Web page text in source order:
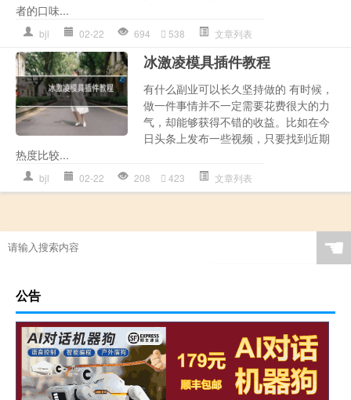
者的口味...
bjl 02-22 694 538 文章列表
冰激凌模具插件教程
有什么副业可以长久坚持做的 有时候，
做一件事情并不一定需要花费很大的力
气，却能够获得不错的收益。比如在今
日头条上发布一些视频，只要找到近期
热度比较...
bjl 02-22 208 423 文章列表
☚
公告